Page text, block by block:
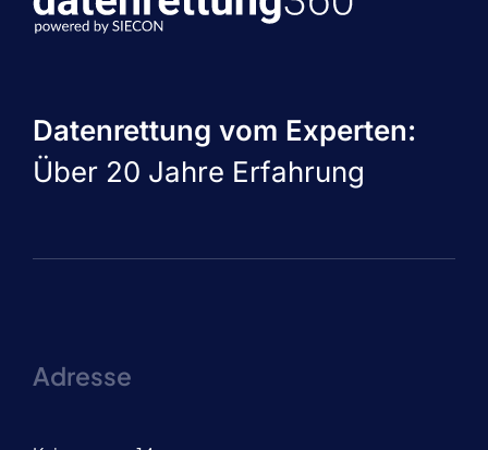
Datenrettung vom Experten:
Über 20 Jahre Erfahrung
Adresse